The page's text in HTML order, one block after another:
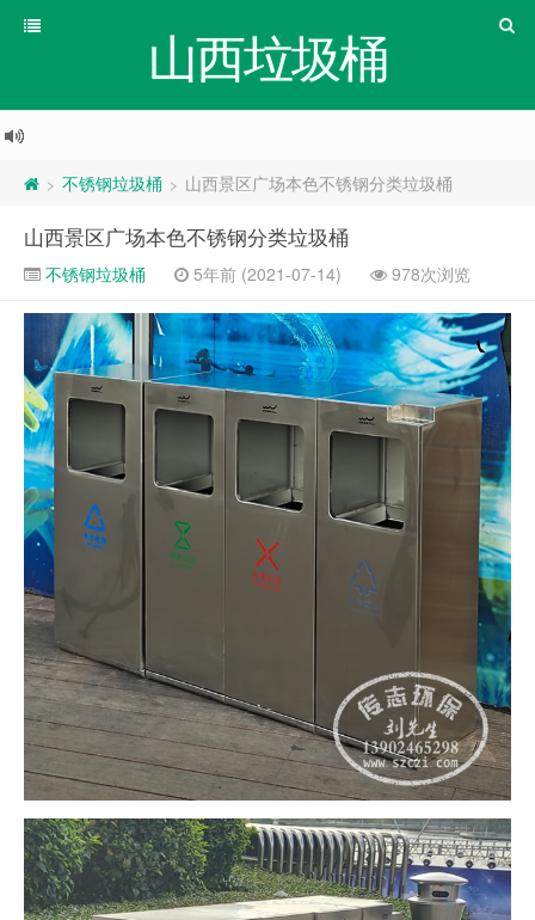
山西垃圾桶
> 不锈钢垃圾桶 > 山西景区广场本色不锈钢分类垃圾桶
山西景区广场本色不锈钢分类垃圾桶
不锈钢垃圾桶 5年前 (2021-07-14) 978次浏览